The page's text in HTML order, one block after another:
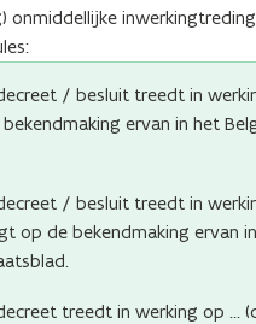
onmiddellijke
/ besluit treedt in
ervan in het
/ besluit treedt in
op de bekendmaking ervan
treedt in werking op …